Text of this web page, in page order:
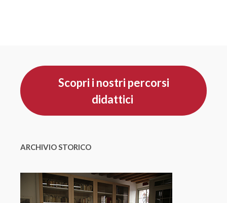
Scopri i nostri percorsi
didattici
ARCHIVIO STORICO